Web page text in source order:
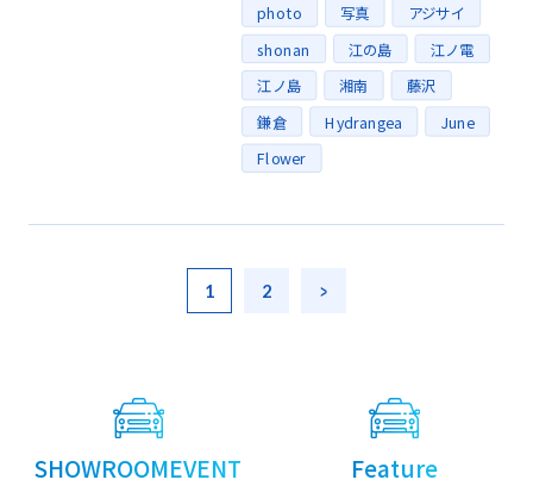
photo
写真 アジサイ
shonan 江の島 江ノ電
江ノ島 湘南
藤沢
鎌倉
Hydrangea
June
Flower
1 2
SHOWROOMEVENT Feature